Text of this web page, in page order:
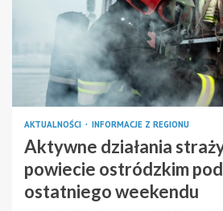
AKTUALNOŚCI INFORMACJE Z REGIONU
Aktywne działania
powiecie ostródzkim
ostatniego weekendu